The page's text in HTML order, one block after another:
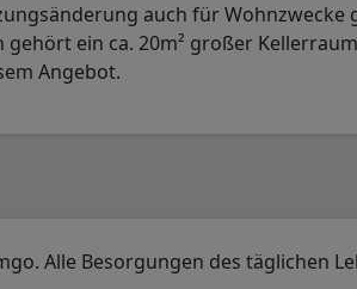
auch für Wohnzwecke
ein ca. 20m² großer
Angebot.
Alle Besorgungen des täglichen